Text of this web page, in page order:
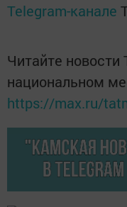
Telegram-канале
Читайте новости
национальном
https://max.ru/